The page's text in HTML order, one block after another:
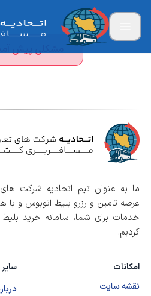
مشکلی پیش
ما به عنوان تیم اتحادیه شرکت
عرصه تامین و رزرو بلیط اتوبوس و با
خدمات برای شما، سامانه خرید بلیط
کردیم.
امکانات
نقشه سایت